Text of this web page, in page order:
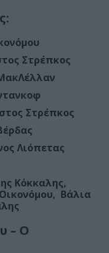
Στρέπκος
Στρέπκος
Λιόπετας
Κόκκαλης,
Βάλια
– Ο